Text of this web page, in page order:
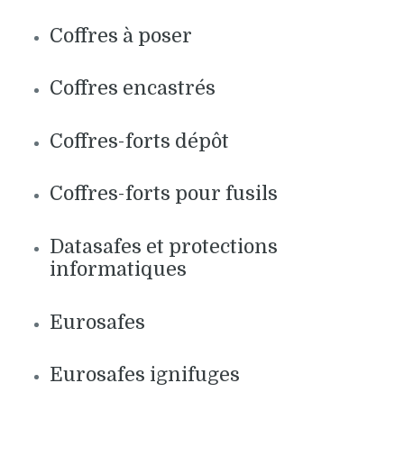
Coffres à poser
Coffres encastrés
Coffres-forts dépôt
Coffres-forts pour fusils
Datasafes et protections
informatiques
Eurosafes
Eurosafes ignifuges